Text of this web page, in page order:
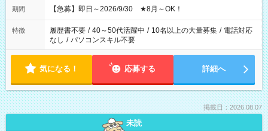
期間 【急募】即日～2026/9/30 ★8月～OK！
特徴 履歴書不要 / 40～50代活躍中 / 10名以上の大量募集 / 電話対応
なし / パソコンスキル不要
気になる！ 応募する 詳細へ
掲載日：2026.08.07
未読